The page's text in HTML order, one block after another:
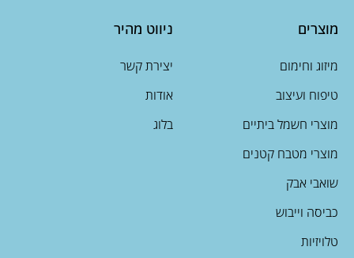
מוצרים
מיזוג וחימום
טיפוח ועיצוב
מוצרי חשמל ביתיים
מוצרי מטבח קטנים
שואבי אבק
כביסה וייבוש
טלויזיות
ניווט מהיר
יצירת קשר
אודות
בלוג